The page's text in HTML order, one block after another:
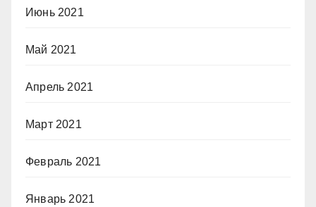
Июнь 2021
Май 2021
Апрель 2021
Март 2021
Февраль 2021
Январь 2021